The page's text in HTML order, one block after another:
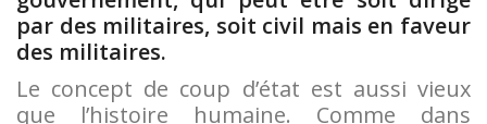
par des militaires, soit civil mais en faveur
des militaires.
Le concept de coup d’état est aussi vieux
que l’histoire humaine. Comme dans